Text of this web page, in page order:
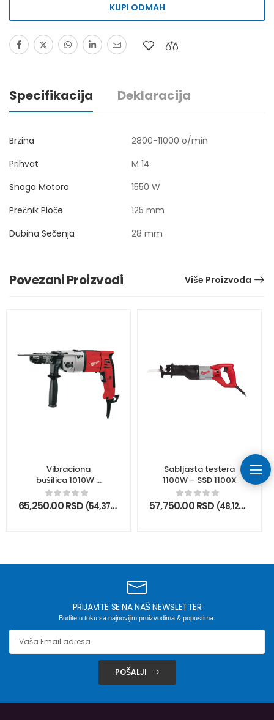
KUPI ODMAH
Specifikacija Deklaracija
Brzina
2800-11000 o/min
Prihvat
M 14
Snaga Motora
1550 W
Prečnik Ploče
125 mm
Dubina Sečenja
28 mm
Povezani Proizvodi Više Proizvoda
Vibraciona
bušilica 1010W –
PD2E 24 RS
65,250.00RSD (54,375.00 bez PDV)
Sabljasta testera
1100W – SSD 1100X
57,750.00RSD (48,125.00
PRIJAVITE SE NA NAŠ NEWSLETTER
Budite u toku sa najnovijim proizvodima & popustima.
POŠALJI